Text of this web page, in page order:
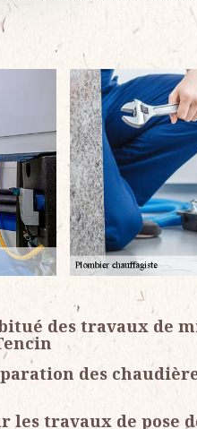
des travaux de
des
les travaux de pose